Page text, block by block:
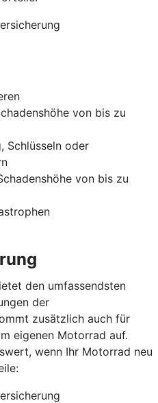
von bis zu
Schlüsseln oder
von bis zu
den umfassendsten
der
zusätzlich auch für
eigenen Motorrad auf.
wenn Ihr Motorrad neu